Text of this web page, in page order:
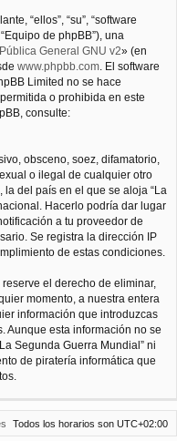
“ellos”, “su”, “software
de phpBB”), una
General GNU v2» (en
www.phpbb.com. El software
Limited no se hace
o prohibida en este
consulte:
obsceno, soez, difamatorio,
o ilegal de cualquier otro
del país en el que se aloja “La
Hacerlo podría dar lugar
a tu proveedor de
Se registra la dirección IP
de estas condiciones.
el derecho de eliminar,
momento, a nuestra entera
información que introduzcas
Aunque esta información no se
Segunda Guerra Mundial” ni
de piratería informática que
Todos los horarios son UTC+02:00